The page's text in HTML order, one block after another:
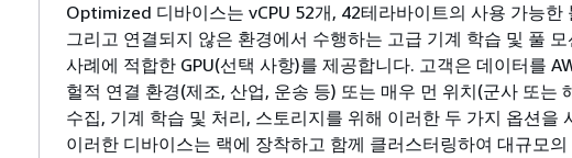
Optimized 디바이스는 vCPU 52개, 42테라바이트의 사용 가능한
그리고 연결되지 않은 환경에서 수행하는 고급 기계 학습 및 풀
사례에 적합한 GPU(선택 사항)를 제공합니다. 고객은 데이터를
헐적 연결 환경(제조, 산업, 운송 등) 또는 매우 먼 위치(군사 또는
수집, 기계 학습 및 처리, 스토리지를 위해 이러한 두 가지 옵션을
이러한 디바이스는 랙에 장착하고 함께 클러스터링하여 대규모